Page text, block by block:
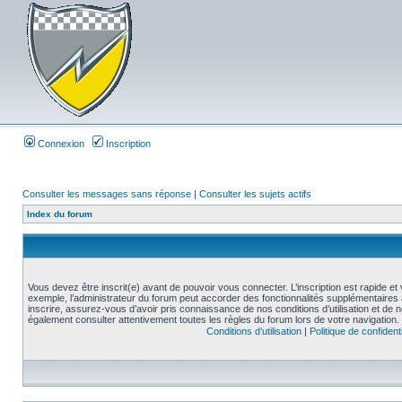
Connexion Inscription
Consulter les messages sans réponse | Consulter les sujets actifs
Index du forum
Vous devez être inscrit(e) avant de pouvoir vous connecter. L’inscription est rapide
exemple, l’administrateur du forum peut accorder des fonctionnalités
inscrire, assurez-vous d’avoir pris connaissance de nos conditions d’utilisation et de
également consulter attentivement toutes les règles du forum lors de votre navigation.
Conditions d’utilisation| Politique de